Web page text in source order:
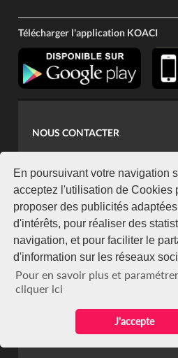
En poursuivant votre navigation
acceptez l'utilisation de Cookies
proposer des publicités
d'intérêts, pour réaliser des
navigation, et pour faciliter le
d'information sur les réseaux
Pour en savoir plus et
cliquer ici
J'accepte
Télécharger l'application KOACI
NOUS CONTACTER
koaci@yahoo.fr
+225 07 08 85 52 93
NEWSLETTER
Restez connecté via notre newsletter
S'abonner
Se désabonner